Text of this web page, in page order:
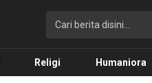
Religi Humaniora